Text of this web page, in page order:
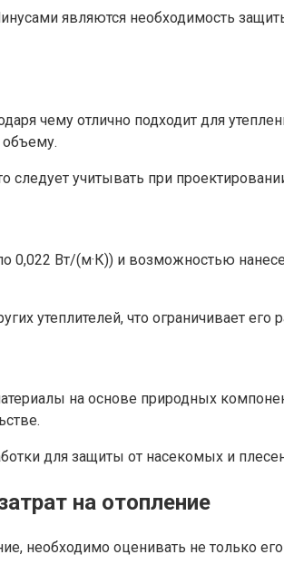
являются необходимость
чему отлично подходит для
объему.
учитывать при
0,022 Вт/(м·К)) и возможностью
утеплителей, что ограничивает
на основе природных
для защиты от насекомых и
на отопление
необходимо оценивать не только